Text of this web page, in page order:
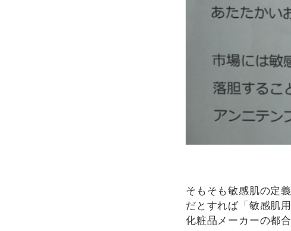
そもそも敏感肌の定
だとすれば「敏感肌
化粧品メーカーの都